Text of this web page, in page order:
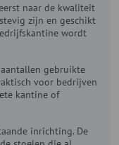
naar de kwaliteit
zijn en geschikt
wordt
gebruikte
voor bedrijven
kantine of
inrichting. De